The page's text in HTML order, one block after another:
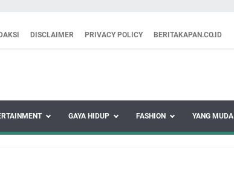
DISCLAIMER PRIVACY POLICY BERITAKAPAN.CO.ID
GAYA HIDUP FASHION YANG MUDA